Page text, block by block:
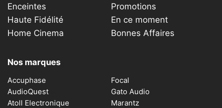
Enceintes
Haute Fidélité
Home Cinema
Promotions
En ce moment
Bonnes Affaires
Nos marques
Accuphase
AudioQuest
Atoll Electronique
Focal
Gato Audio
Marantz